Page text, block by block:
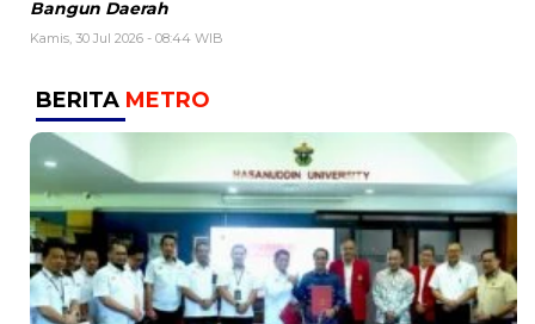
Bangun Daerah
Kamis, 30 Jul 2026 - 08:44 WIB
BERITA METRO